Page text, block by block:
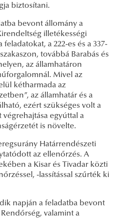
biztosítani.
bevont állomány a
illetékességi
a 222-es és a 337-
továbbá Barabás és
az államhatáron
Mivel az
kétharmada az
az államhatár és a
ezért szükséges volt a
végrehajtása egyúttal a
is növelte.
Határrendészeti
az ellenőrzés. A
a Kisar és Tivadar közti
-lassítással szűrték ki
napján a feladatba bevont
valamint a